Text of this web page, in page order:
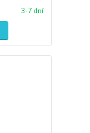
3-7 dní